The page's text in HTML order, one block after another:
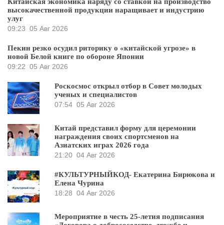
Китайская экономика наряду со ставкой на производство
высокачественной продукции наращивает и индустрию
улуг
09:23 05 Авг 2026
Пекин резко осудил риторику о «китайской угрозе» в
новой Белой книге по обороне Японии
09:22 05 Авг 2026
Роскосмос открыл отбор в Совет молодых
ученых и специалистов
07:54 05 Авг 2026
Китай представил форму для церемонии
награждения своих спортсменов на
Азиатских играх 2026 года
21:20 04 Авг 2026
#КУЛЬТУРНЫЙКОД- Екатерина Бирюкова и
Елена Чурина
18:28 04 Авг 2026
Мероприятие в честь 25-летия подписания